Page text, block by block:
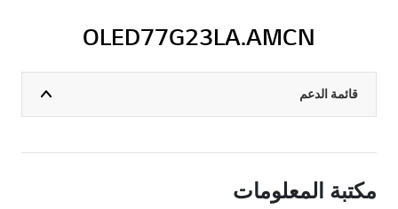
OLED77G23LA.AMCN
قائمة الدعم
مكتبة المعلومات